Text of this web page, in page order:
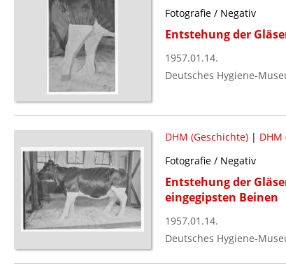
Fotografie / Negativ
Entstehung der
1957.01.14.
Deutsches Hygiene-
DHM (Geschichte)| DHM
Fotografie / Negativ
Entstehung der
eingegipsten Beinen
1957.01.14.
Deutsches Hygiene-